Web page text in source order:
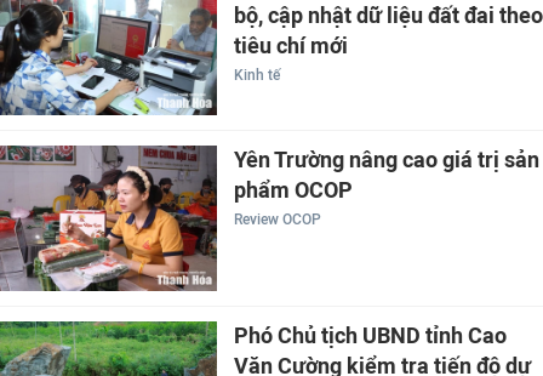
bộ, cập nhật dữ liệu đất đai theo
tiêu chí mới
Kinh tế
Yên Trường nâng cao giá trị sản
phẩm OCOP
Review OCOP
Phó Chủ tịch UBND tỉnh Cao
Văn Cường kiểm tra tiến độ dự